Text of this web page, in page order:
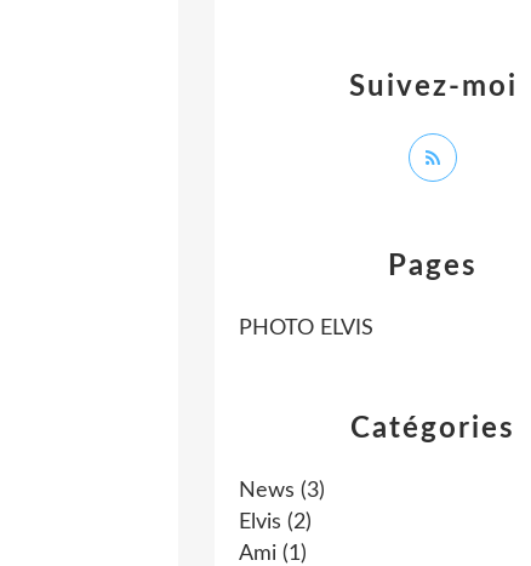
Catégories
News (3)
Elvis (2)
Ami (1)
Pages
PHOTO ELVIS
Suivez-moi